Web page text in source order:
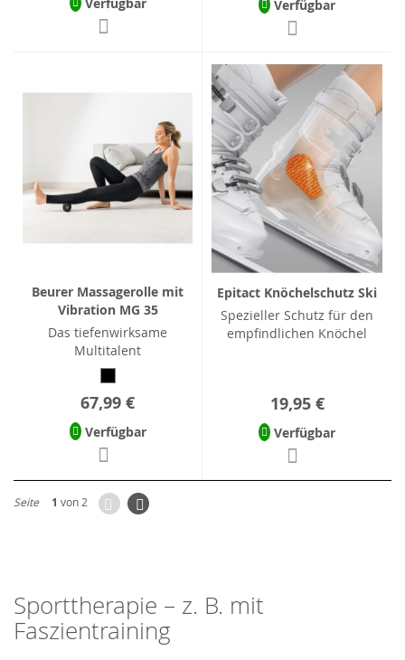
Verfügbar
Beurer Massagerolle mit
Vibration MG 35
Das tiefenwirksame
Multitalent
67,99 €
Verfügbar
Epitact Knöchelschutz Ski
Spezieller Schutz für den
empfindlichen Knöchel
19,95 €
Verfügbar
Seite 1 von 2 ZurückSeite
Weiter
Sporttherapie – z. B. mit
Faszientraining